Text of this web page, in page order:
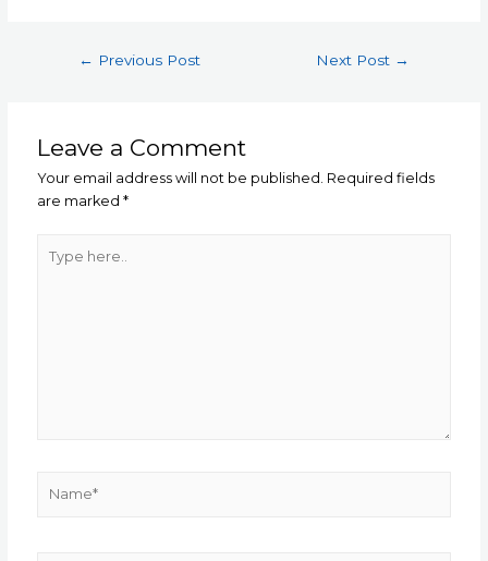
← Previous Post Next Post →
Leave a Comment
Your email address will not be published. Required fields
are marked*
here..